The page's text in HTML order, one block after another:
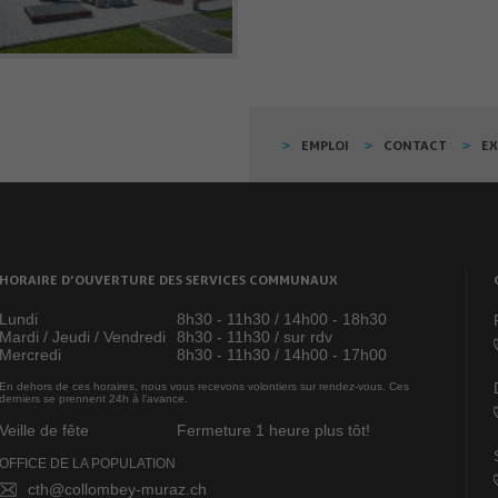
EMPLOI CONTACT
HORAIRE D’OUVERTURE DES SERVICES COMMUNAUX
Lundi
8h30 - 11h30 / 14h00 - 18h30
Mardi / Jeudi / Vendredi
8h30 - 11h30 / sur rdv
Mercredi
8h30 - 11h30 / 14h00 - 17h00
En dehors de ces horaires, nous vous recevons volontiers sur rendez-vous. Ces
derniers se prennent 24h à l’avance.
Veille de fête Fermeture 1 heure plus tôt!
OFFICE DE LA POPULATION
cth@collombey-muraz.ch